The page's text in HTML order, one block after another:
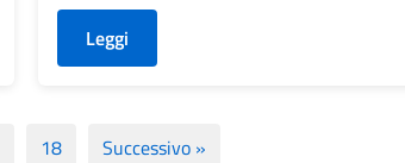
Leggi
18 Successivo »